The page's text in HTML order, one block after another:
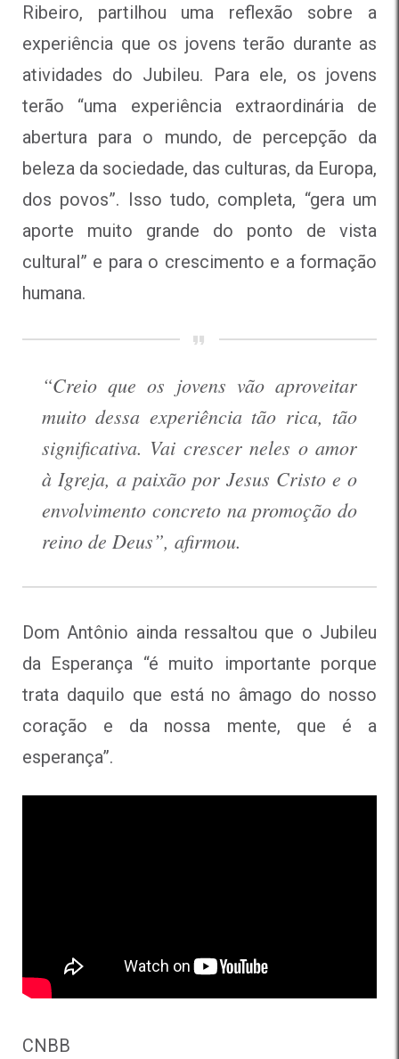
Ribeiro, partilhou uma reflexão sobre a
experiência que os jovens terão durante as
atividades do Jubileu. Para ele, os jovens
terão “uma experiência extraordinária de
abertura para o mundo, de percepção da
beleza da sociedade, das culturas, da Europa,
dos povos”. Isso tudo, completa, “gera um
aporte muito grande do ponto de vista
cultural” e para o crescimento e a formação
humana.
“Creio que os jovens vão aproveitar
muito dessa experiência tão rica, tão
significativa. Vai crescer neles o amor
à Igreja, a paixão por Jesus Cristo e o
envolvimento concreto na promoção do
reino de Deus”, afirmou.
Dom Antônio ainda ressaltou que o Jubileu
da Esperança “é muito importante porque
trata daquilo que está no âmago do nosso
coração e da nossa mente, que é a
esperança”.
CNBB